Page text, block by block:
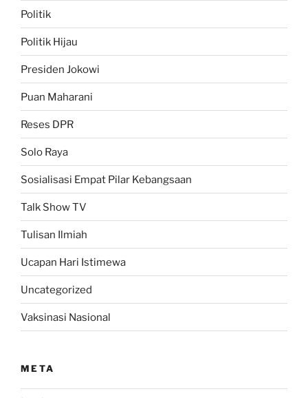
Politik
Politik Hijau
Presiden Jokowi
Puan Maharani
Reses DPR
Solo Raya
Sosialisasi Empat Pilar Kebangsaan
Talk Show TV
Tulisan Ilmiah
Ucapan Hari Istimewa
Uncategorized
Vaksinasi Nasional
META